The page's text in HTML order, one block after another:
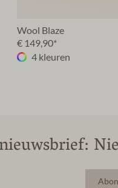
Wool Blaze
€ 149,90*
4 kleuren